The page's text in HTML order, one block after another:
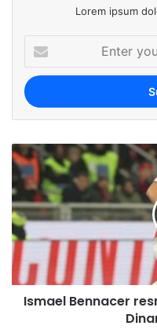
Lorem ipsum
e
o
u
r
E
m
a
i
a
d
Ismael Bennacer